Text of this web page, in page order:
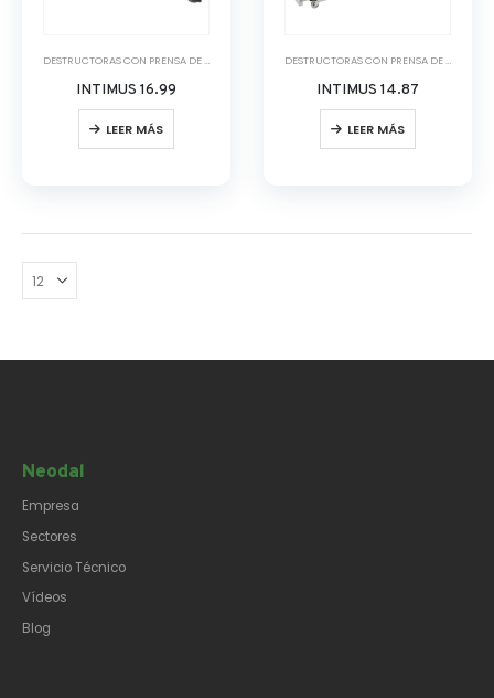
DESTRUCTORAS CON PRENSA DE BALAS DESTRUCTORAS DE PAPEL
INTIMUS 16.99
LEER MÁS
DESTRUCTORAS CON PRENSA DE BALAS
INTIMUS 14.87
LEER MÁS
Neodal
Empresa
Sectores
Servicio Técnico
Vídeos
Blog